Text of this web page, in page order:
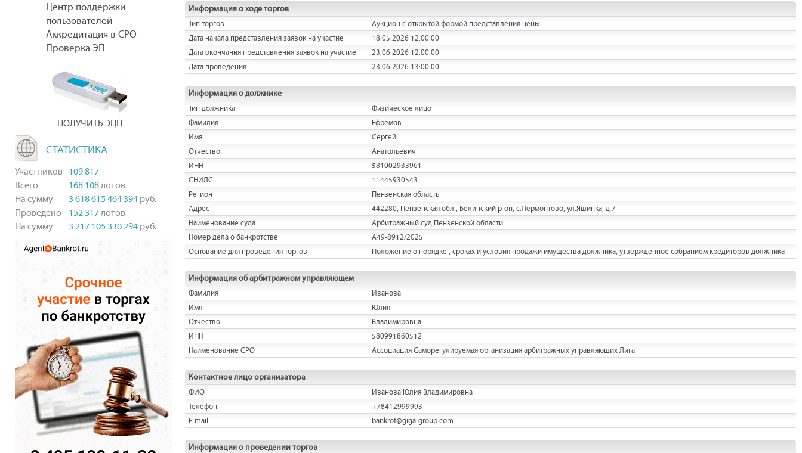
Центр поддержки
пользователей
Аккредитация в СРО
Проверка ЭП
ПОЛУЧИТЬ ЭЦП
СТАТИСТИКА
Участников 109 817
Всего
168 108лотов
На сумму
3 618 615 464 394 руб.
Проведено
152 317лотов
На сумму
3 217 105 330 294 руб.
Информация о ходе торгов
Тип торгов
Аукцион с открытой формой представления цены
Дата начала представления заявок на участие
18.05.2026 12:00:00
Дата окончания представления заявок на участие
23.06.2026 12:00:00
Дата проведения
23.06.2026 13:00:00
Информация о должнике
Тип должника
Физическое лицо
Фамилия
Ефремов
Имя
Сергей
Отчество
Анатольевич
ИНН
581002933961
СНИЛС
11445930543
Регион
Пензенская область
Адрес
442280, Пензенская обл., Белинский р-он, с.Лермонтово, ул.Яшинка, д 7
Наименование суда
Арбитражный суд Пензенской области
Номер дела о банкротстве
А49-8912/2025
Основание для проведения торгов
Положение о порядке , сроках и условия продажи имущества должника, утвержденное собранием кредиторов должника
Информация об арбитражном управляющем
Фамилия
Иванова
Имя
Юлия
Отчество
Владимировна
ИНН
580991860512
Наименование СРО
Ассоциация Саморегулируемая организация арбитражных управляющих Лига
Контактное лицо организатора
ФИО
Иванова Юлия Владимировна
Телефон
+78412999993
E-mail
bankrot@giga-group.com
Информация о проведении торгов